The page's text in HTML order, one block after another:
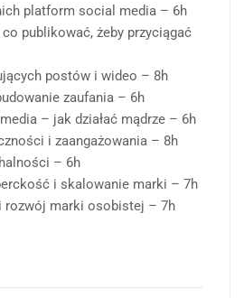
platform social media – 6h
publikować, żeby przyciągać
postów i wideo – 8h
zaufania – 6h
– jak działać mądrze – 6h
i zaangażowania – 8h
– 6h
i skalowanie marki – 7h
rozwój marki osobistej – 7h